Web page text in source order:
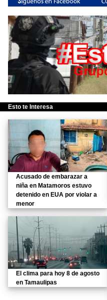
Esto te Interesa
Acusado de embarazar a
niña en Matamoros estuvo
detenido en EUA por violar a
menor
El clima para hoy 8 de agosto
en Tamaulipas